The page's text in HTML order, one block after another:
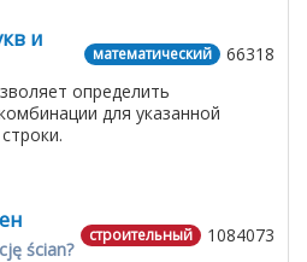
66318
математический
и
определить
для указанной
1084073
строительный
ścian?